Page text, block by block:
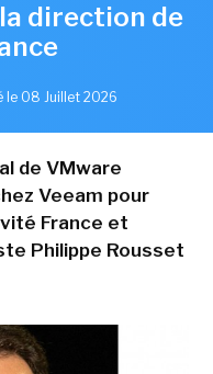
direction de
le 08 Juillet 2026
de VMware
Veeam pour
France et
Philippe Rousset